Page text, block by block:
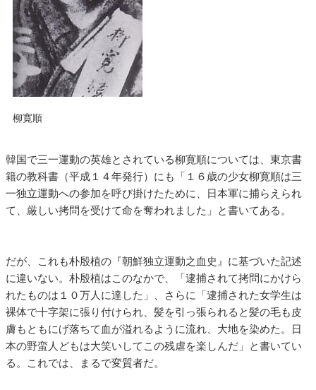
柳寛順
韓国で三一運動の英雄とされている柳寛順については、東京書
籍の教科書（平成１４年発行）にも「１６歳の少女柳寛順は三
一独立運動への参加を呼び掛けたために、日本軍に捕らえられ
て、厳しい拷問を受けて命を奪われました」と書いてある。
だが、これも朴殷植の『朝鮮独立運動之血史』に基づいた記述
に違いない。朴殷植はこのなかで、「逮捕されて拷問にかけら
れたものは１０万人に達した」、さらに「逮捕された女学生は
裸体で十字架に張り付けられ、髪を引っ張られると髪の毛も皮
膚もともにげ落ちて血が溢れるように流れ、大地を染めた。日
本の野蛮人どもは大笑いしてこの残虐を楽しんだ」と書いてい
る。これでは、まるで変質者だ。